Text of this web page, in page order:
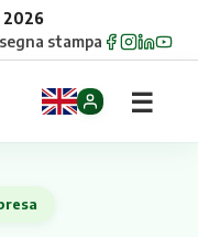
2026
stampa
☰